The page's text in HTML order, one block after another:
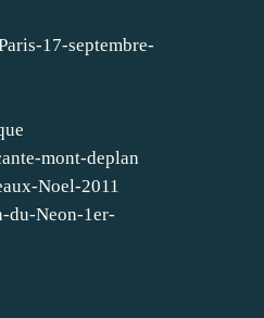
17-septembre-
mont-deplan
Noel-2011
du-Neon-1er-